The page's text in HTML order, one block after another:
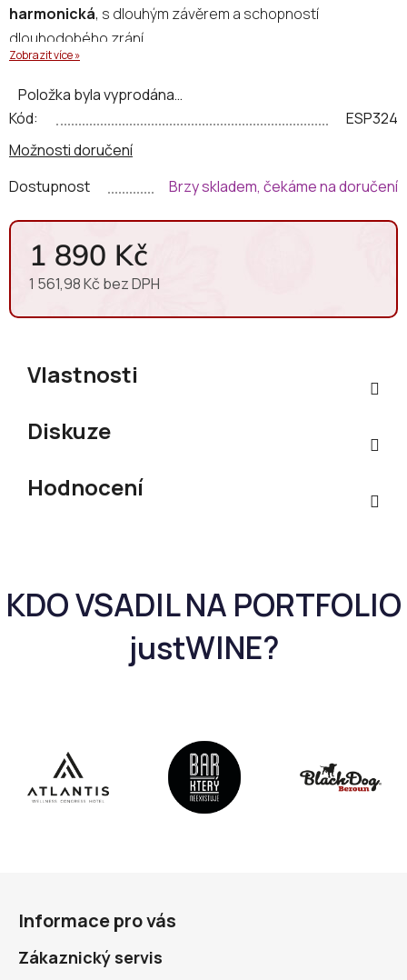
harmonická, s dlouhým závěrem a schopností
dlouhodobého zrání.
Zobrazit více »
Položka byla vyprodána…
Dostupnost Brzy skladem, čekáme na doručení
Možnosti doručení
Kód: ESP324
1 890 Kč
1 561,98 Kč bez DPH
Měrná cena:
Vlastnosti
Diskuze
Hodnocení
Informace pro vás
Zákaznický servis